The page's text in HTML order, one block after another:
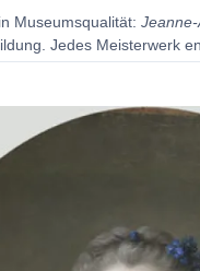
Museumsqualität:
Jedes Meisterwerk